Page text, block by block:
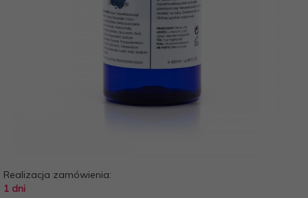
Realizacja zamówienia:
1 dni